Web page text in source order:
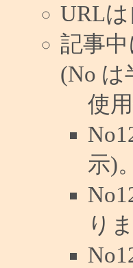
URL
記事
(No
使
示)。
り